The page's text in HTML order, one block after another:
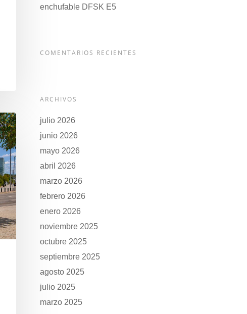
enchufable DFSK E5
COMENTARIOS RECIENTES
ARCHIVOS
julio 2026
junio 2026
mayo 2026
abril 2026
marzo 2026
febrero 2026
enero 2026
noviembre 2025
octubre 2025
septiembre 2025
agosto 2025
julio 2025
marzo 2025